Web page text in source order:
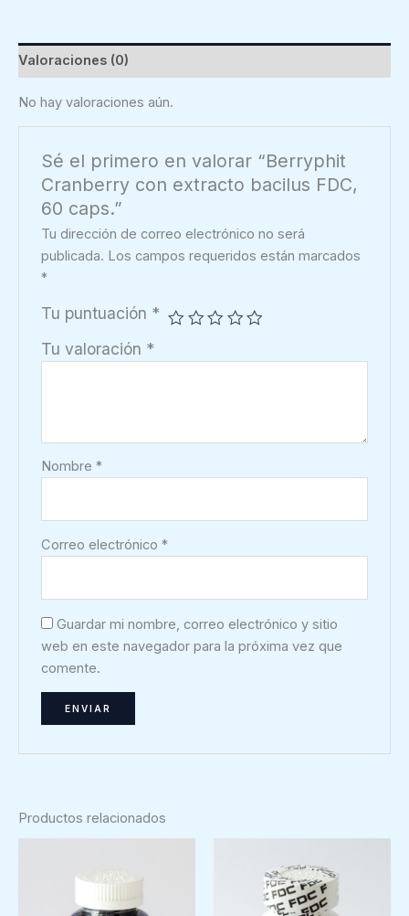
caps.
cantidad
Valoraciones (0)
No hay valoraciones aún.
Sé el primero en valorar “Berryphit
Cranberry con extracto bacilus FDC,
60 caps.”
Tu dirección de correo electrónico no será
publicada. Los campos requeridos están marcados
*
Tu puntuación *
Tu valoración *
Nombre*
Correo electrónico*
Guardar mi nombre, correo electrónico y sitio
web en este navegador para la próxima vez que
comente.
Productos relacionados